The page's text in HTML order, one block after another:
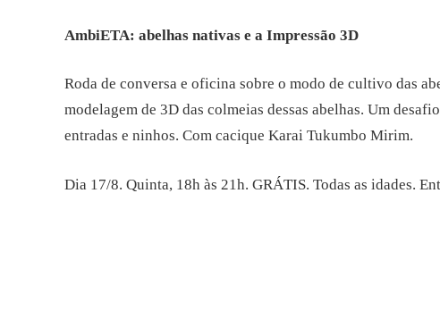
AmbiETA: abelhas nativas e a Impressão 3D
Roda de conversa e oficina sobre o modo de cultivo das
modelagem de 3D das colmeias dessas abelhas. Um
entradas e ninhos. Com cacique Karai Tukumbo Mirim.
Dia 17/8. Quinta, 18h às 21h. GRÁTIS. Todas as idades.